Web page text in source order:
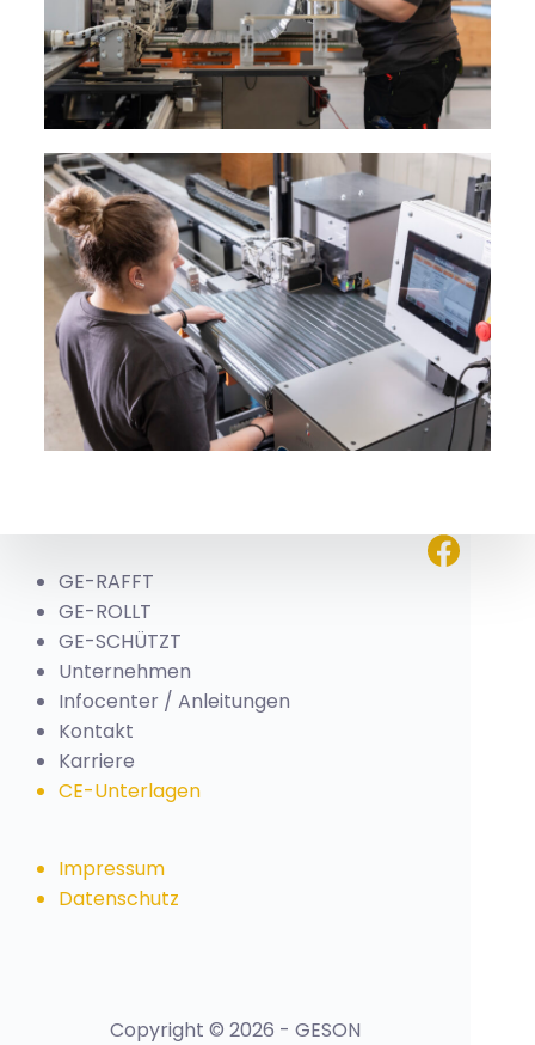
GE-RAFFT
GE-ROLLT
GE-SCHÜTZT
Unternehmen
Infocenter / Anleitungen
Kontakt
Karriere
CE-Unterlagen
Impressum
Datenschutz
Copyright © 2026 - GESON